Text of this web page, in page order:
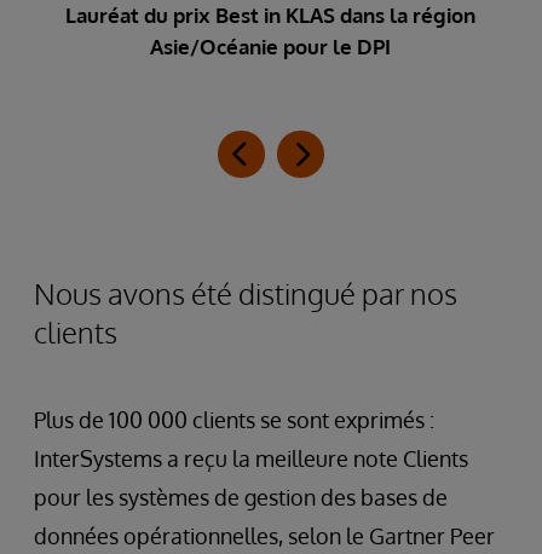
Lauréat du prix Best in KLAS dans la région
Asie/Océanie pour le DPI
Nous avons été distingué par nos
clients
Plus de 100 000 clients se sont exprimés :
InterSystems a reçu la meilleure note Clients
pour les systèmes de gestion des bases de
données opérationnelles, selon le Gartner Peer